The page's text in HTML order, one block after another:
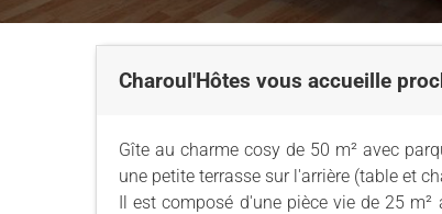
Charoul'Hôtes vous accueille
Gîte au charme cosy de 50 m² avec
une petite terrasse sur l'arrière (table et
Il est composé d'une pièce vie de 25